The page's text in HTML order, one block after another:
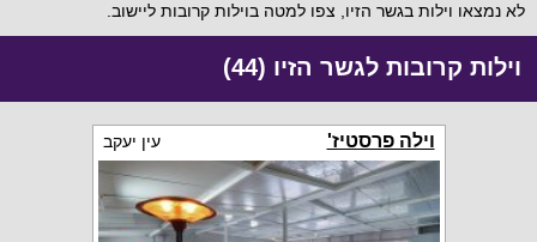
לא נמצאו וילות בגשר הזיו, צפו למטה בוילות קרובות ליישוב.
וילות קרובות לגשר הזיו (44)
וילה פרסטיז' עין יעקב